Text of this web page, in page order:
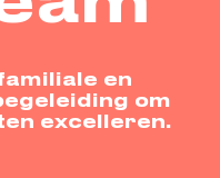
en
om
excelleren.